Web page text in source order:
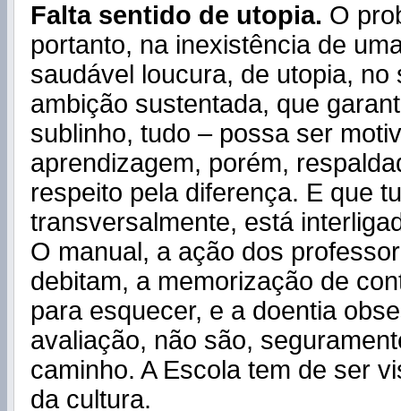
Falta sentido de utopia. O
portanto, na inexistência de
saudável loucura, de utopia, no
ambição sustentada, que
sublinho, tudo – possa ser
aprendizagem, porém,
respeito pela diferença. E que
transversalmente, está
O manual, a ação dos
debitam, a memorização de
para esquecer, e a doentia
avaliação, não são,
caminho. A Escola tem de ser
da cultura.